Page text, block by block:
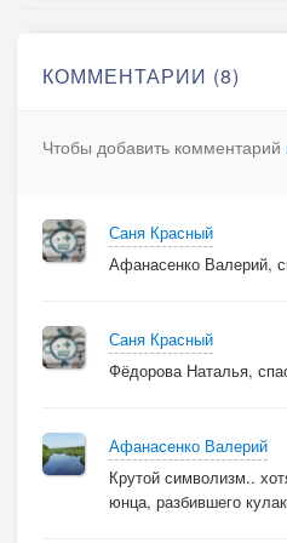
Всей своей яростью его
Что мой враг падёт –
Но я буду сражаться с
А разбираться будем
КОММЕНТАРИИ (8)
Чтобы добавить комментарий
Саня Красный
Афанасенко Валерий,
Саня Красный
Фёдорова Наталья,
Афанасенко Валерий
Крутой символизм..
юнца, разбившего